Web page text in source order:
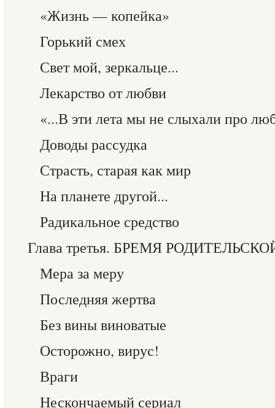
«Жизнь — копейка»
Горький смех
Свет мой, зеркальце...
Лекарство от любви
«...В эти лета мы не слыхали про
Доводы рассудка
Страсть, старая как мир
На планете другой...
Радикальное средство
Глава третья. БРЕМЯ
Мера за меру
Последняя жертва
Без вины виноватые
Осторожно, вирус!
Враги
Нескончаемый сериал